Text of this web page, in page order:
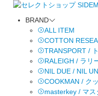
BRAND
ALL ITEM
COTTON
TRANSPORT /
RALEIGH / ラリ
NIL DUE / NIL
COOKMAN / ク
masterkey / マス